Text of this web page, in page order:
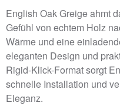
English Oak Greige ahmt
Gefühl von echtem Holz
Wärme und eine
eleganten Design und
Rigid-Klick-Format sorgt
schnelle Installation und
Eleganz.